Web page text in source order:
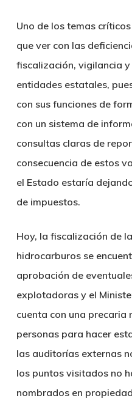
Uno de los temas
que ver con las
fiscalización, vigilancia
entidades estatales,
con sus funciones de
con un sistema de
consultas claras de
consecuencia de estos
el Estado estaría
de impuestos.
Hoy, la fiscalización de
hidrocarburos se
aprobación de
explotadoras y el
cuenta con una precaria
personas para hacer
las auditorías externas
los puntos visitados no
nombrados en